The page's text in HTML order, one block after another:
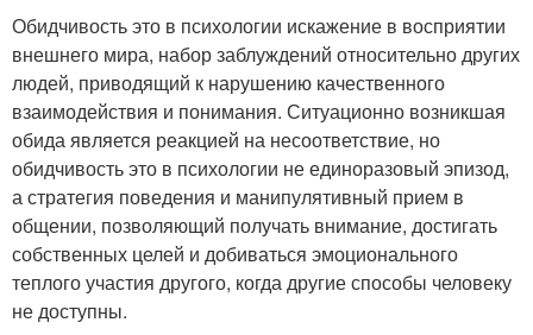
Обидчивость это в психологии искажение в восприятии
внешнего мира, набор заблуждений относительно других
людей, приводящий к нарушению качественного
взаимодействия и понимания. Ситуационно возникшая
обида является реакцией на несоответствие, но
обидчивость это в психологии не единоразовый эпизод,
а стратегия поведения и манипулятивный прием в
общении, позволяющий получать внимание, достигать
собственных целей и добиваться эмоционального
теплого участия другого, когда другие способы человеку
не доступны.